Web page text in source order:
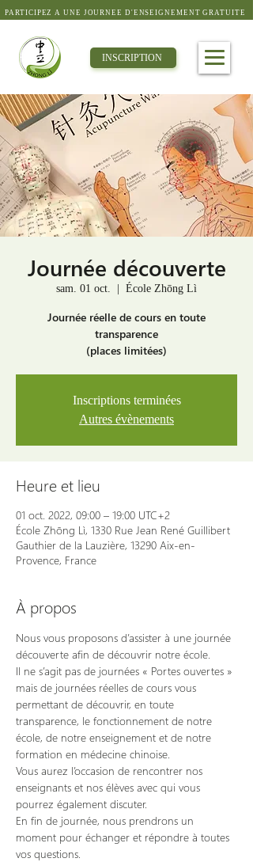
PARTICIPEZ À UNE JOURNÉE D'ENSEIGNEMENT GRATUITE
INSCRIPTION
Journée découverte
sam. 01 oct. École Zhōng Lì
Journée réelle de cours en toute
transparence
(places limitées)
Inscriptions terminées
Autres évènements
Heure et lieu
01 oct. 2022, 09:00 – 19:00 UTC+2
École Zhōng Lì, 1330 Rue Jean René Guillibert
Gauthier de la Lauzière, 13290 Aix-en-
Provence, France
À propos
Nous vous proposons d’assister à une journée
découverte afin de découvrir notre école.
Il ne s’agit pas de journées « Portes ouvertes »
mais de journées réelles de cours vous
permettant de découvrir, en toute
transparence, le fonctionnement de notre
école, de notre enseignement et de notre
formation en médecine chinoise.
Vous aurez l’occasion de rencontrer nos
enseignants et nos élèves avec qui vous
pourrez également discuter.
En fin de journée, nous prendrons un
moment pour échanger et répondre à toutes
vos questions.